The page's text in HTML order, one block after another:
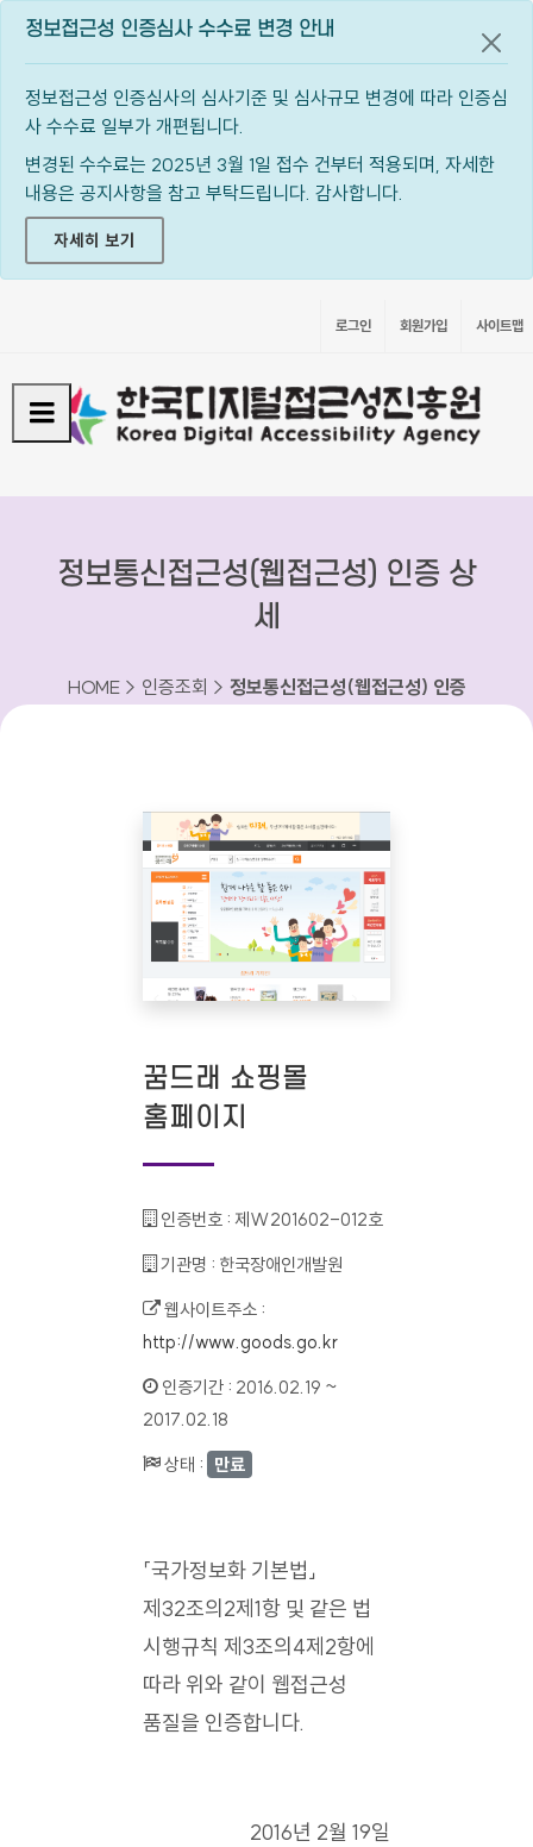
정보접근성 인증심사 수수료 변경 안내
정보접근성 인증심사의 심사기준 및 심사규모 변경에 따라 인증심
사 수수료 일부가 개편됩니다.
변경된 수수료는 2025년 3월 1일 접수 건부터 적용되며, 자세한
내용은 공지사항을 참고 부탁드립니다. 감사합니다.
자세히 보기
공지
로그인 회원가입 사이트맵
정보통신접근성(웹접근성) 인증 상
세
HOME > 인증조회 > 정보통신접근성(웹접근성) 인증
꿈드래 쇼핑몰
홈페이지
인증번호 : 제W201602-012호
기관명 : 한국장애인개발원
웹사이트주소 :
http://www.goods.go.kr
인증기간 : 2016.02.19 ~
2017.02.18
상태 : 만료
「국가정보화 기본법」
제32조의2제1항 및 같은 법
시행규칙 제3조의4제2항에
따라 위와 같이 웹접근성
품질을 인증합니다.
2016년 2월 19일